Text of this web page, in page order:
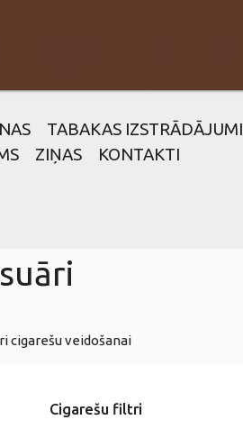
TABAKAS IZSTRĀDĀJUMI
ZIŅAS KONTAKTI
cigarešu veidošanai
Cigarešu filtri